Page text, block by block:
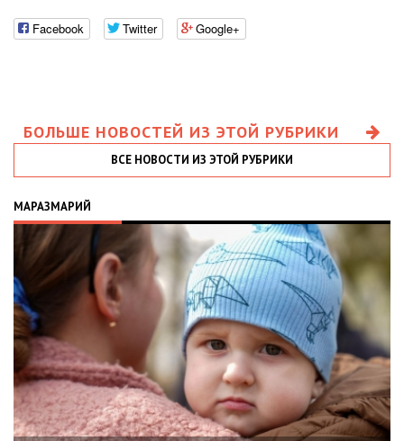
Facebook Twitter Google+
БОЛЬШЕ НОВОСТЕЙ ИЗ ЭТОЙ РУБРИКИ
ВСЕ НОВОСТИ ИЗ ЭТОЙ РУБРИКИ
МАРАЗМАРИЙ